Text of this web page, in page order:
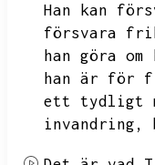
Han kan
försvara
han göra
han är för
ett tydligt
invandring,